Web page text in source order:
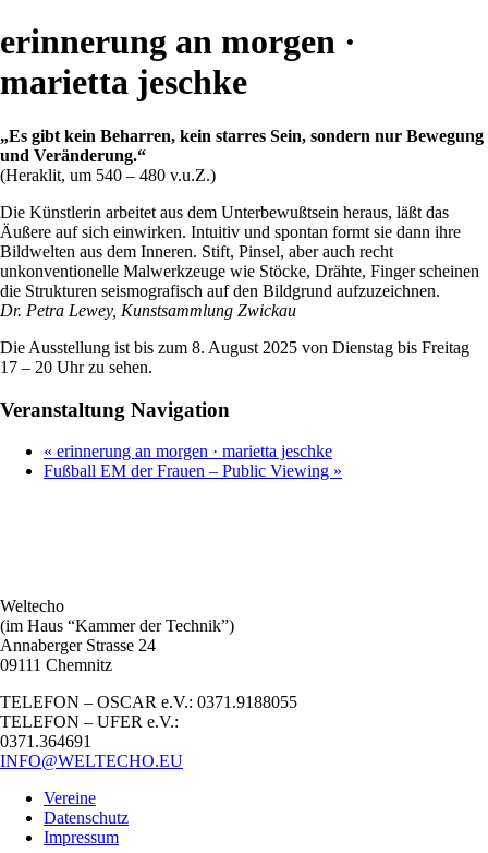
erinnerung an morgen ·
marietta jeschke
„Es gibt kein Beharren, kein starres Sein, sondern nur Bewegung
und Veränderung.“
(Heraklit, um 540 – 480 v.u.Z.)
Die Künstlerin arbeitet aus dem Unterbewußtsein heraus, läßt das
Äußere auf sich einwirken. Intuitiv und spontan formt sie dann ihre
Bildwelten aus dem Inneren. Stift, Pinsel, aber auch recht
unkonventionelle Malwerkzeuge wie Stöcke, Drähte, Finger scheinen
die Strukturen seismografisch auf den Bildgrund aufzuzeichnen.
Dr. Petra Lewey, Kunstsammlung Zwickau
Die Ausstellung ist bis zum 8. August 2025 von Dienstag bis Freitag
17 – 20 Uhr zu sehen.
Veranstaltung Navigation
« erinnerung an morgen · marietta jeschke
Fußball EM der Frauen – Public Viewing »
Weltecho
(im Haus “Kammer der Technik”)
Annaberger Strasse 24
09111 Chemnitz
TELEFON – OSCAR e.V.: 0371.9188055
TELEFON – UFER e.V.:
0371.364691
INFO@WELTECHO.EU
Vereine
Datenschutz
Impressum